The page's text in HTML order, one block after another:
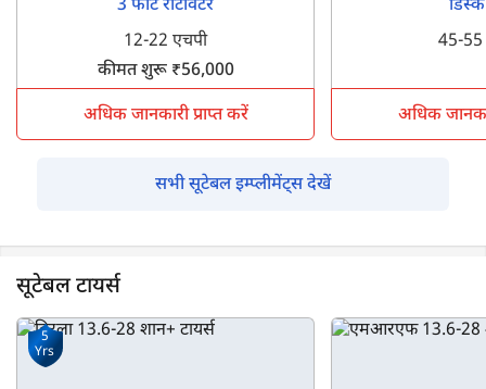
3 फीट रोटावेटर
12-22 एचपी
कीमत शुरू ₹56,000
अधिक जानकारी प्राप्त करें
45-55
अधिक
सभी सूटेबल इम्प्लीमेंट्स देखें
सूटेबल टायर्स
5
Yrs